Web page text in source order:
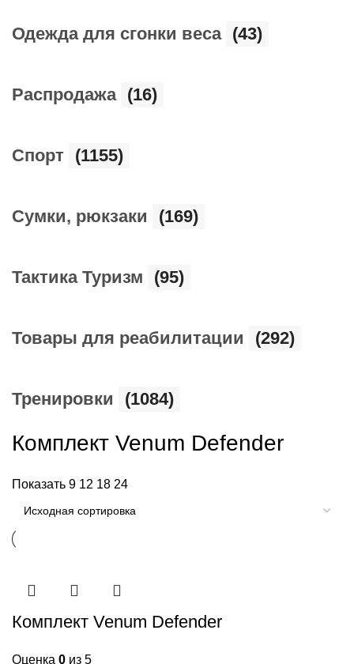
Одежда для сгонки веса (43)
Распродажа (16)
Спорт (1155)
Сумки, рюкзаки (169)
Тактика Туризм (95)
Товары для реабилитации (292)
Тренировки (1084)
Комплект Venum Defender
Показать 9 12 18 24
Комплект Venum Defender
Оценка 0 из 5